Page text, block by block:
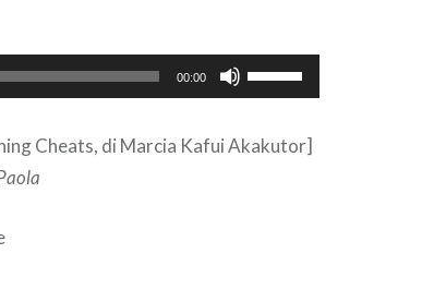
00:00
Usa
i
Cheats, di Marcia Kafui Akakutor]